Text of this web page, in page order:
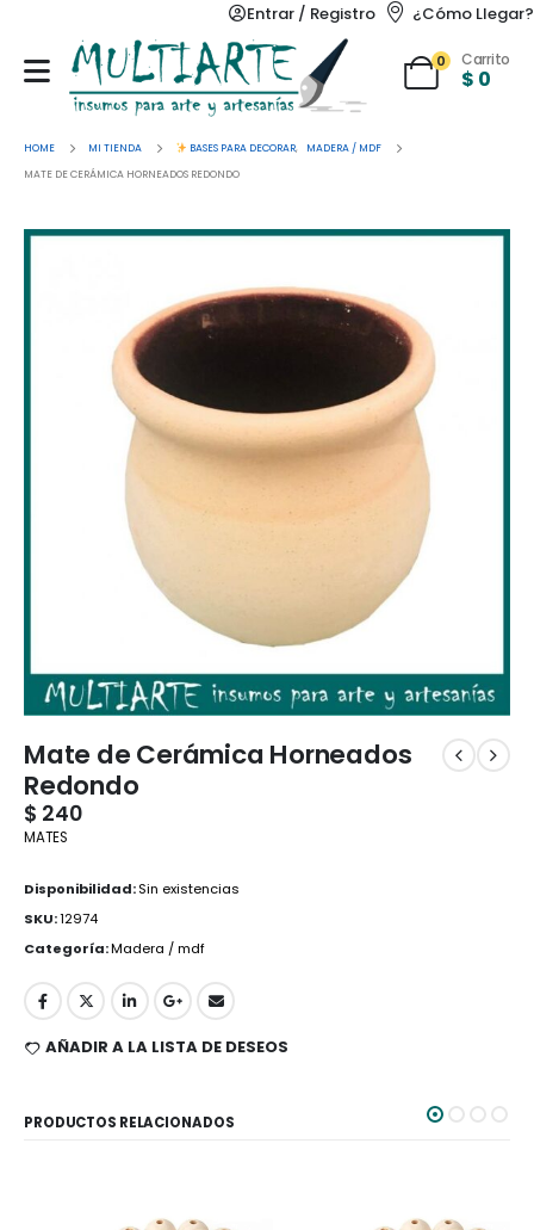
Entrar / Registro ¿Cómo Llegar?
0 Carrito
$ 0
HOME MI TIENDA BASES PARA DECORAR,
MADERA / MDF
MATE DE CERÁMICA HORNEADOS REDONDO
Mate de Cerámica Horneados
Redondo
$ 240
MATES
Disponibilidad:Sin existencias
SKU:12974
Categoría:Madera / mdf
AÑADIR A LA LISTA DE DESEOS
PRODUCTOS RELACIONADOS